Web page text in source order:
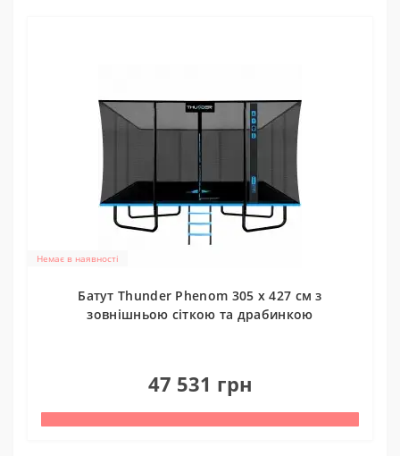
Немає в наявності
Батут Thunder Phenom 305 х 427 см з
зовнішньою сіткою та драбинкою
47 531 грн